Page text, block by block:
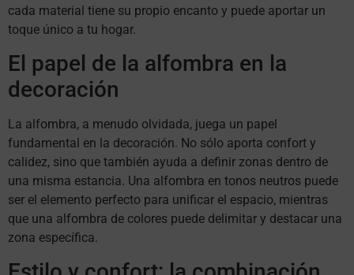
cada material tiene su propio encanto y puede aportar un
toque único a tu hogar.
El papel de la alfombra en la
decoración
La alfombra, a menudo olvidada, juega un papel
fundamental en la decoración. No sólo aporta confort y
calidez, sino que también ayuda a definir zonas dentro de
una misma estancia. Una alfombra en tonos neutros puede
ser el elemento perfecto para unificar el espacio, mientras
que una alfombra de colores puede delimitar y destacar una
zona específica.